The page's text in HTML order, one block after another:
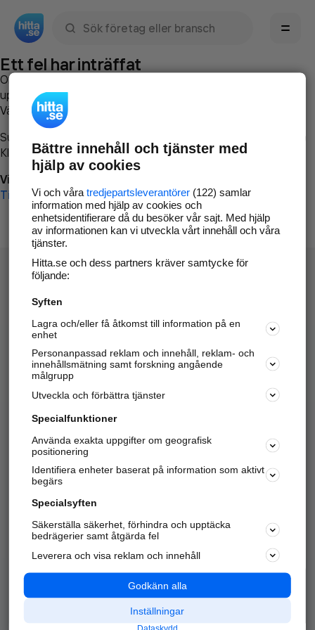
Ett fel har inträffat
Om du vill kan du
uppstod så att vi lättare och snabbare kan avhjälpa det.
Vänligen försök med följande:
Surfa till
Klicka påTillbaka-knappen i webbläsaren och försök igen
Vi beklagar besväret!
Till startsidan
Hitta.se - Gratis nummerupplysning.
Sök företag, personer och platser.
Hitta telefonnummer, adresser, företagsinfo mm.
Marknadsför företaget
Kom igång och annonsera mot
samarbetspartners nära dig.
Alla kategorier
Populära sökningar
API & Kartor
Annonsera
Integritet
Nödnummer
Bättre innehåll och tjänster med
hjälp av cookies
Vi och våra tredjepartsleverantörer(122) samlar
information med hjälp av cookies och
enhetsidentifierare då du besöker vår sajt. Med hjälp
av informationen kan vi utveckla vårt innehåll och våra
tjänster.
Hitta.se och dess partners kräver samtycke för
följande:
Syften
Lagra och/eller få åtkomst till information på en
enhet
Personanpassad reklam och innehåll, reklam- och
innehållsmätning samt forskning angående
målgrupp
Utveckla och förbättra tjänster
Specialfunktioner
Använda exakta uppgifter om geografisk
positionering
Identifiera enheter baserat på information som aktivt
begärs
Specialsyften
Säkerställa säkerhet, förhindra och upptäcka
bedrägerier samt åtgärda fel
Leverera och visa reklam och innehåll
Godkänn alla
Inställningar
Dataskydd